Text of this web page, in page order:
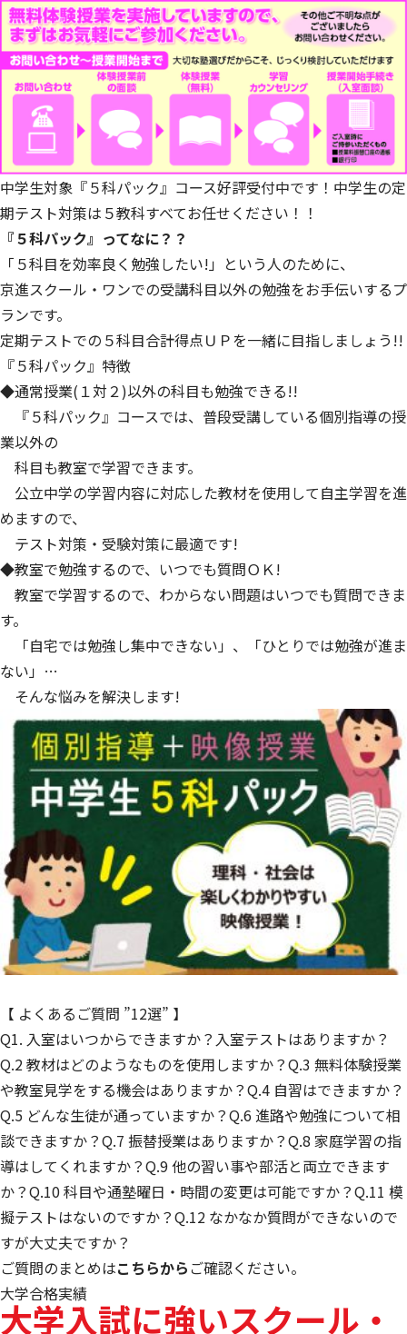
中学生対象『５科パック』コース好評受付中です！中学生の定
期テスト対策は５教科すべてお任せください！！
『５科パック』ってなに？？
「５科目を効率良く勉強したい!」という人のために、
京進スクール・ワンでの受講科目以外の勉強をお手伝いするプ
ランです。
定期テストでの５科目合計得点ＵＰを一緒に目指しましょう!!
『５科パック』特徴
◆通常授業(１対２)以外の科目も勉強できる!!
『５科パック』コースでは、普段受講している個別指導の授
業以外の
科目も教室で学習できます。
公立中学の学習内容に対応した教材を使用して自主学習を進
めますので、
テスト対策・受験対策に最適です!
◆教室で勉強するので、いつでも質問ＯＫ!
教室で学習するので、わからない問題はいつでも質問できま
す。
「自宅では勉強し集中できない」、「ひとりでは勉強が進ま
ない」…
そんな悩みを解決します!
【 よくあるご質問 ”12選” 】
Q1. 入室はいつからできますか？入室テストはありますか？
Q.2 教材はどのようなものを使用しますか？Q.3 無料体験授業
や教室見学をする機会はありますか？Q.4 自習はできますか？
Q.5 どんな生徒が通っていますか？Q.6 進路や勉強について相
談できますか？Q.7 振替授業はありますか？Q.8 家庭学習の指
導はしてくれますか？Q.9 他の習い事や部活と両立できます
か？Q.10 科目や通塾曜日・時間の変更は可能ですか？Q.11 模
擬テストはないのですか？Q.12 なかなか質問ができないので
すが大丈夫ですか？
ご質問のまとめはこちらから ご確認ください。
大学合格実績
大学入試に強いスクール・